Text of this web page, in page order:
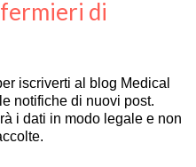
di
iscriverti al blog Medical
notifiche di nuovi post.
i dati in modo legale e non